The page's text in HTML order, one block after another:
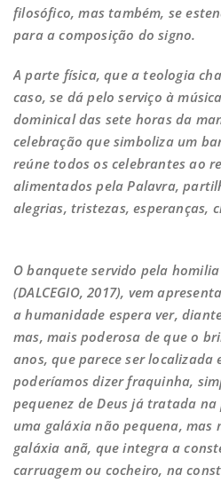
filosófico, mas também, se
para a composição do signo.
A parte física, que a teologia
caso, se dá pelo serviço à
dominical das sete horas da
celebração que simboliza um
reúne todos os celebrantes ao
alimentados pela Palavra,
alegrias, tristezas, esperanças,
O banquete servido pela
(DALCEGIO, 2017), vem
a humanidade espera ver,
mas, mais poderosa de que o
anos, que parece ser localizada
poderíamos dizer fraquinha,
pequenez de Deus já tratada
uma galáxia não pequena, mas
galáxia anã, que integra a
carruagem ou cocheiro, na